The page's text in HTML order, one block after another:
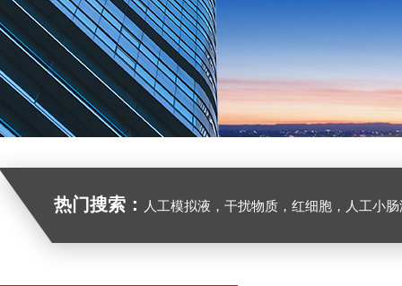
热门搜索： 人工模拟液，干扰物质，红细胞，人工小